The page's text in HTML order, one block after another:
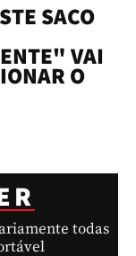
SACO
VAI
O
todas